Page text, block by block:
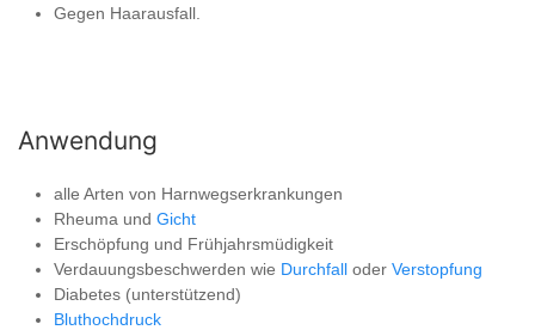
Gegen Haarausfall.
Anwendung
alle Arten von Harnwegserkrankungen
Rheuma und Gicht
Erschöpfung und Frühjahrsmüdigkeit
Verdauungsbeschwerden wie Durchfall oder Verstopfung
Diabetes (unterstützend)
Bluthochdruck